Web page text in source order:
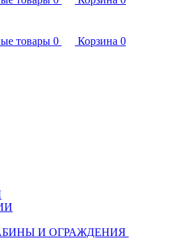
товары 0 Корзина 0
И ОГРАЖДЕНИЯ